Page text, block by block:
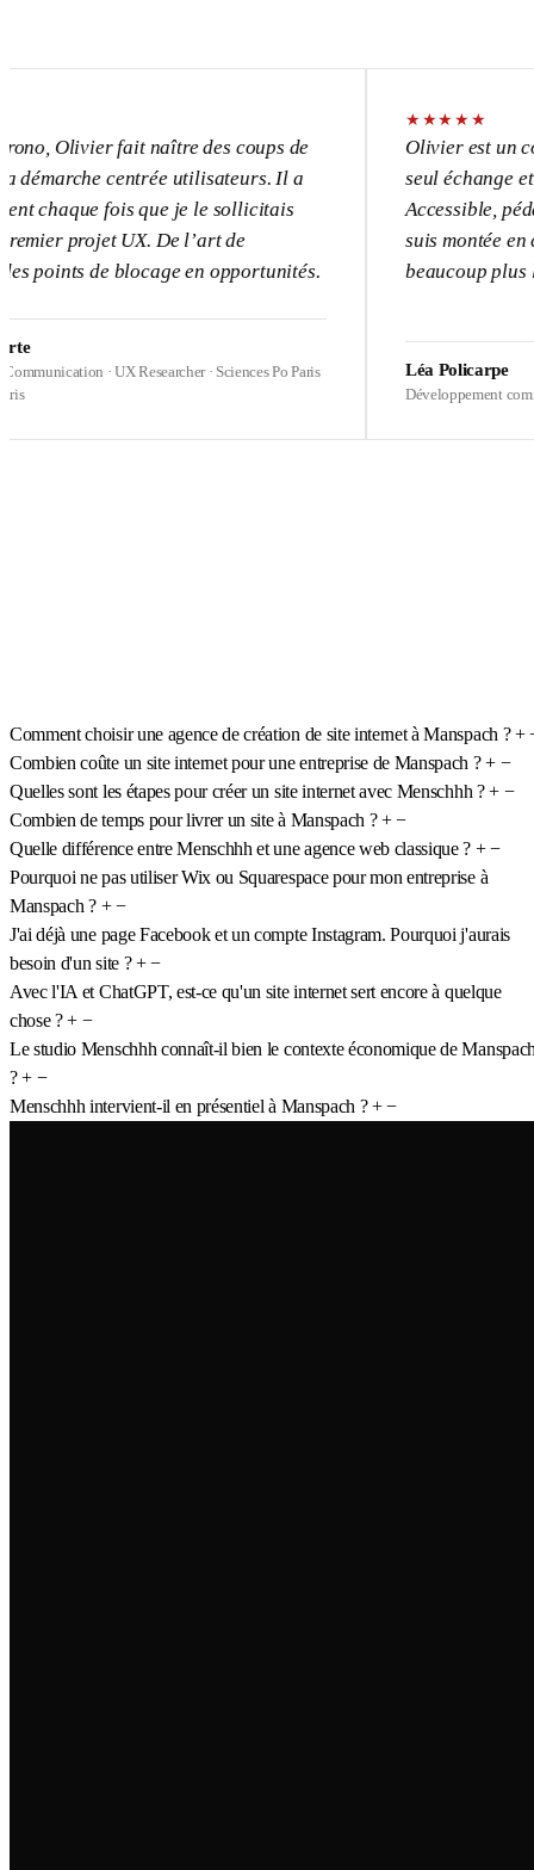
fait naître des coups de
centrée utilisateurs. Il a
fois que je le sollicitais
UX. De l’art de
de blocage en opportunités.
· UX Researcher · Sciences Po Paris
★★
Olivier est un
seul échange et l’UX
Accessible,
suis montée en
beaucoup plus loin
Léa Policarpe
Développement commercial ·
Comment choisir une agence de création de site internet à Manspach ? +
Combien coûte un site internet pour une entreprise de Manspach ? + −
Quelles sont les étapes pour créer un site internet avec Menschhh ? + −
Combien de temps pour livrer un site à Manspach ? + −
Quelle différence entre Menschhh et une agence web classique ? + −
Pourquoi ne pas utiliser Wix ou Squarespace pour mon entreprise à
Manspach ? + −
J'ai déjà une page Facebook et un compte Instagram. Pourquoi j'aurais
besoin d'un site ? + −
Avec l'IA et ChatGPT, est-ce qu'un site internet sert encore à quelque
chose ? + −
Le studio Menschhh connaît-il bien le contexte économique de
? + −
Menschhh intervient-il en présentiel à Manspach ? + −